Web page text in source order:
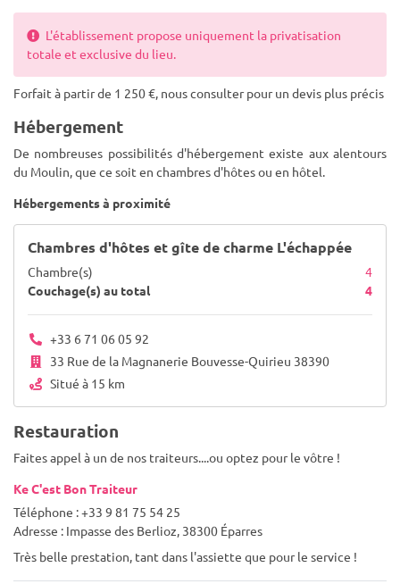
L'établissement propose uniquement la privatisation
totale et exclusive du lieu.
Forfait à partir de 1 250 €, nous consulter pour un devis plus précis
Hébergement
De nombreuses possibilités d'hébergement existe aux alentours
du Moulin, que ce soit en chambres d'hôtes ou en hôtel.
Hébergements à proximité
Chambres d'hôtes et gîte de charme L'échappée
Chambre(s)
4
Couchage(s) au total
4
+33 6 71 06 05 92
33 Rue de la Magnanerie Bouvesse-Quirieu 38390
Situé à 15 km
Restauration
Faites appel à un de nos traiteurs....ou optez pour le vôtre !
Ke C'est Bon Traiteur
Téléphone : +33 9 81 75 54 25
Adresse : Impasse des Berlioz, 38300 Éparres
Très belle prestation, tant dans l'assiette que pour le service !